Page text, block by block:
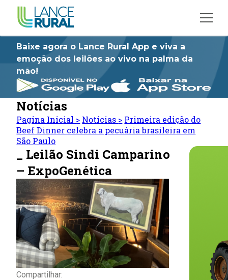
Baixe agora o Lance Rural App e viva a
emoção dos leilões ao vivo na palma da
mão!
Notícias
Pagina Inicial > Notícias > Primeira edição do
Beef Dinner celebra a pecuária brasileira em
São Paulo
_ Leilão Sindi Camparino
– ExpoGenética
Compartilhar: